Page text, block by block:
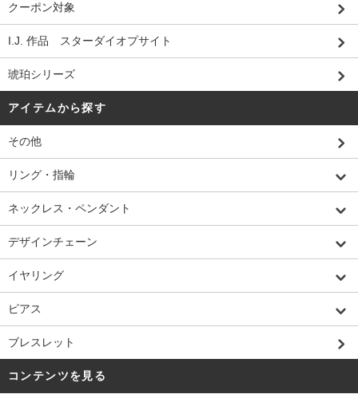
クーポン対象
I.J. 作品 スターダイオプサイト
琥珀シリーズ
アイテムから探す
その他
リング・指輪
ネックレス・ペンダント
デザインチェーン
イヤリング
ピアス
ブレスレット
コンテンツを見る